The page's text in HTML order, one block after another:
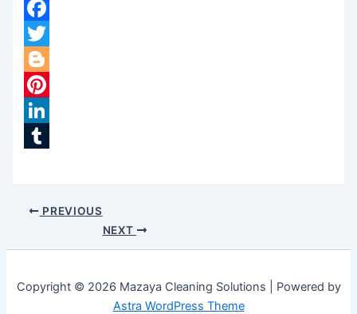
Facebook
Twitter
Blogger
Pinterest
LinkedIn
PREVIOUS
NEXT
Copyright © 2026 Mazaya Cleaning Solutions | Powered by
Astra WordPress Theme